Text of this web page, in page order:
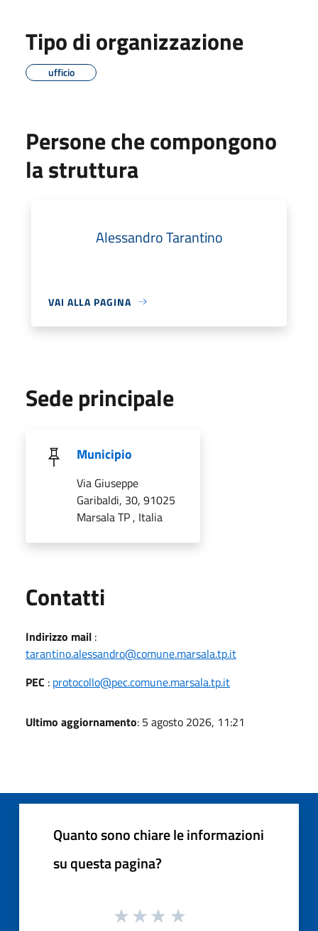
Tipo di organizzazione
ufficio
Persone che compongono
la struttura
Alessandro Tarantino
VAI ALLA PAGINA
Sede principale
Municipio
Via Giuseppe
Garibaldi, 30, 91025
Marsala TP , Italia
Contatti
Indirizzo mail :
tarantino.alessandro@comune.marsala.tp.it
PEC : protocollo@pec.comune.marsala.tp.it
Ultimo aggiornamento: 5 agosto 2026, 11:21
Quanto sono chiare le informazioni
su questa pagina?